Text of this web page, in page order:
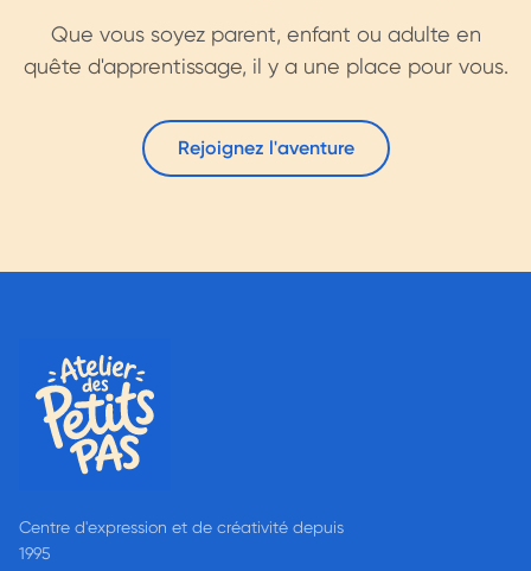
Que vous soyez parent, enfant ou adulte en
quête d'apprentissage, il y a une place pour vous.
Rejoignez l'aventure
Centre d'expression et de créativité depuis
1995